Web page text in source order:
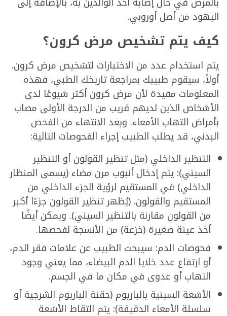
اليهود من أصل أوروبي.
كيف يتم تشخيص مرض كرون؟
يتم استخدام عدد من الاختبارات لتشخيص مرض كرون.
أولاً، سيقوم طبيبك بمراجعة تاريخك الطبي، فهذه
المعلومات مفيدة لأن مرض كرون أكثر شيوعًا لدى
الأشخاص الذين لديهم قريب من الدرجة الأولى مصاب
بأمراض التهاب الأمعاء. وبعد الانتهاء من الفحص
البدني، قد يطلب الطبيب إجراء الفحوصات التالية:
التنظير الداخلي (مثل تنظير القولون أو التنظير
السيني): يتم إدخال أنبوب مرن مضاء (يسمى المنظار
الداخلي) في المستقيم لرؤية الجزء الداخلي من
المستقيم والقولون. (يُظهر تنظير القولون جزءًا أكبر
من القولون مقارنة بالتنظير السيني). ويمكن أيضًا
أخذ عينة صغيرة (خزعة) من الأنسجة لفحصها.
فحوصات الدم: سيبحث الطبيب عن علامات فقر الدم،
أو ارتفاع عدد خلايا الدم البيضاء، مما يعني وجود
التهاب أو عدوى في مكان ما في الجسم.
الأشعة السينية بالباريوم (حقنة الباريوم الشرجية أو
سلسلة الأمعاء الدقيقة): يتم التقاط الأشعة